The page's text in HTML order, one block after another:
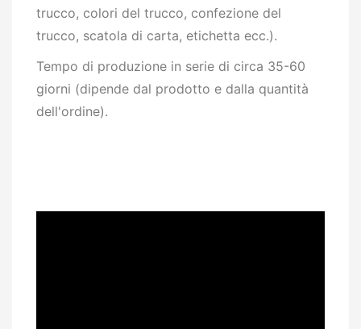
trucco, colori del trucco, confezione del
trucco, scatola di carta, etichetta ecc.).
Tempo di produzione in serie di circa 35-60
giorni (dipende dal prodotto e dalla quantità
dell'ordine).